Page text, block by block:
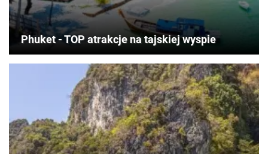
Phuket - TOP atrakcje na tajskiej wyspie